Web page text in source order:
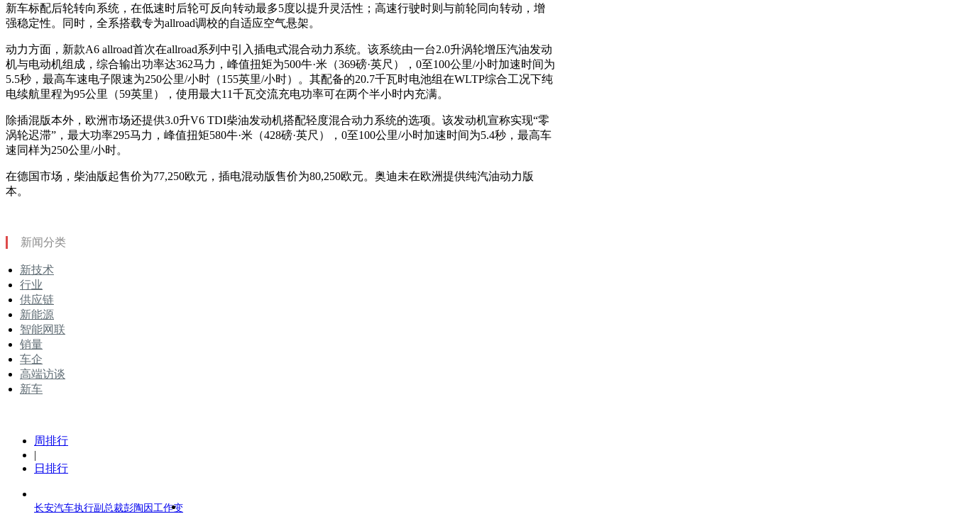
新车标配后轮转向系统，在低速时后轮可反向转动最多5度以提升灵活性；高速行驶时则与前轮同向转动，增
强稳定性。同时，全系搭载专为allroad调校的自适应空气悬架。
动力方面，新款A6 allroad首次在allroad系列中引入插电式混合动力系统。该系统由一台2.0升涡轮增压汽油发动
机与电动机组成，综合输出功率达362马力，峰值扭矩为500牛·米（369磅·英尺），0至100公里/小时加速时间为
5.5秒，最高车速电子限速为250公里/小时（155英里/小时）。其配备的20.7千瓦时电池组在WLTP综合工况下纯
电续航里程为95公里（59英里），使用最大11千瓦交流充电功率可在两个半小时内充满。
除插混版本外，欧洲市场还提供3.0升V6 TDI柴油发动机搭配轻度混合动力系统的选项。该发动机宣称实现“零
涡轮迟滞”，最大功率295马力，峰值扭矩580牛·米（428磅·英尺），0至100公里/小时加速时间为5.4秒，最高车
速同样为250公里/小时。
在德国市场，柴油版起售价为77,250欧元，插电混动版售价为80,250欧元。奥迪未在欧洲提供纯汽油动力版
本。
新闻分类
新技术
行业
供应链
新能源
智能网联
销量
车企
高端访谈
新车
周排行
|
日排行
长安汽车执行副总裁彭陶因工作变